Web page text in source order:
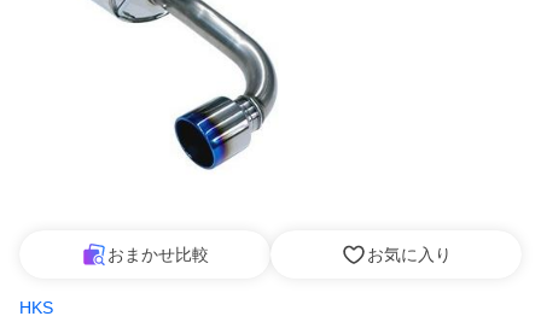
おまかせ比較 お気に入り
HKS